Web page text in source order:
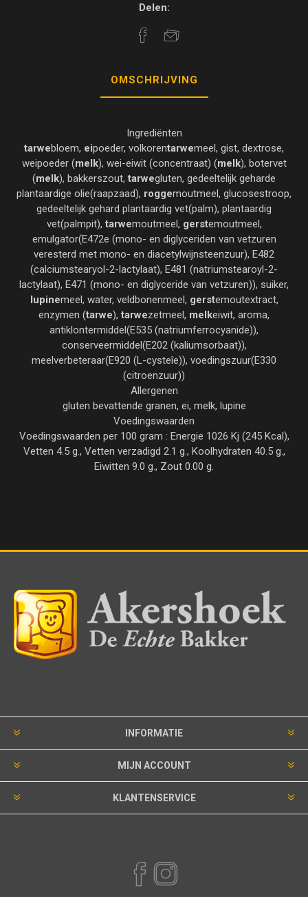
Delen:
OMSCHRIJVING
Ingrediënten
tarwebloem, eipoeder, volkorentarwemeel, gist, dextrose,
weipoeder (melk), wei-eiwit (concentraat) (melk), botervet
(melk), bakkerszout,tarwegluten, gedeeltelijk geharde
plantaardige olie(raapzaad), roggemoutmeel, glucosestroop,
gedeeltelijk gehard plantaardig vet(palm), plantaardig
vet(palmpit),tarwemoutmeel, gerstemoutmeel,
emulgator(E472e (mono- en diglyceriden van vetzuren
veresterd met mono- en diacetylwijnsteenzuur), E482
(calciumstearyol-2-lactylaat), E481 (natriumstearoyl-2-
lactylaat), E471 (mono- en diglyceride van vetzuren)), suiker,
lupinemeel, water, veldbonenmeel, gerstemoutextract,
enzymen (tarwe),tarwezetmeel, melkeiwit, aroma,
antiklontermiddel(E535 (natriumferrocyanide)),
conserveermiddel(E202 (kaliumsorbaat)),
meelverbeteraar(E920 (L-cysteîe)), voedingszuur(E330
(citroenzuur))
Allergenen
gluten bevattende granen, ei, melk, lupine
Voedingswaarden
Voedingswaarden per 100 gram : Energie 1026 Kj (245 Kcal),
Vetten 4.5 g., Vetten verzadigd 2.1 g., Koolhydraten 40.5 g.,
Eiwitten 9.0 g., Zout 0.00 g.
INFORMATIE
MIJN ACCOUNT
KLANTENSERVICE